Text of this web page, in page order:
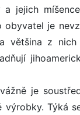
a jejich
je
většina z
je
Týká